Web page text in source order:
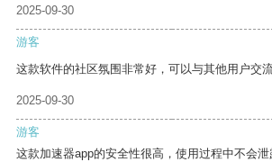
2025-09-30
游客
这款软件的社区氛围非常好，可以与其他用户交流
2025-09-30
游客
这款加速器app的安全性很高，使用过程中不会